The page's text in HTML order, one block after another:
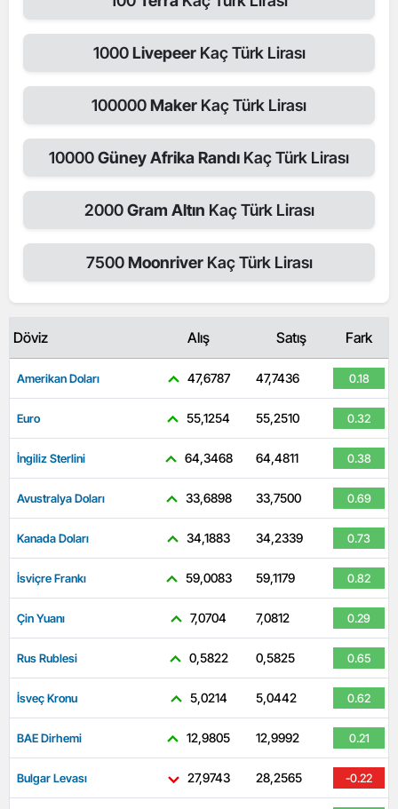
1000Livepeer Kaç Türk Lirası
100000Maker Kaç Türk Lirası
10000Güney Afrika Randı Kaç Türk Lirası
2000Gram Altın Kaç Türk Lirası
7500Moonriver Kaç Türk Lirası
Döviz Alış Satış Fark
Amerikan Doları 47,6787 47,7436 0.18
Euro 55,1254 55,2510 0.32
İngiliz Sterlini 64,3468 64,4811 0.38
Avustralya Doları 33,6898 33,7500 0.69
Kanada Doları 34,1883 34,2339 0.73
İsviçre Frankı 59,0083 59,1179 0.82
Çin Yuanı 7,0704 7,0812 0.29
Rus Rublesi 0,5822 0,5825 0.65
İsveç Kronu 5,0214 5,0442 0.62
BAE Dirhemi 12,9805 12,9992 0.21
Bulgar Levası 27,9743 28,2565 -0.22